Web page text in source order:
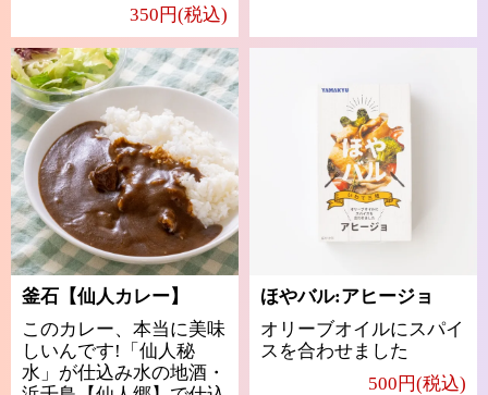
350円(税込)
釜石【仙人カレー】
このカレー、本当に美味
しいんです!「仙人秘
水」が仕込み水の地酒・
ほやバル:アヒージョ
オリーブオイルにスパイ
スを合わせました
500円(税込)